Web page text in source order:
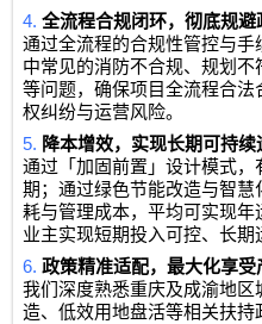
4.全流程合规闭环，彻底规
通过全流程的合规性管控与
中常见的消防不合规、规划
等问题，确保项目全流程合
权纠纷与运营风险。
5. 降本增效，实现长期可持续
通过「加固前置」设计模式
期；通过绿色节能改造与智
耗与管理成本，平均可实现年
业主实现短期投入可控、长期
6.政策精准适配，最大化享受
我们深度熟悉重庆及成渝地区
造、低效用地盘活等相关扶